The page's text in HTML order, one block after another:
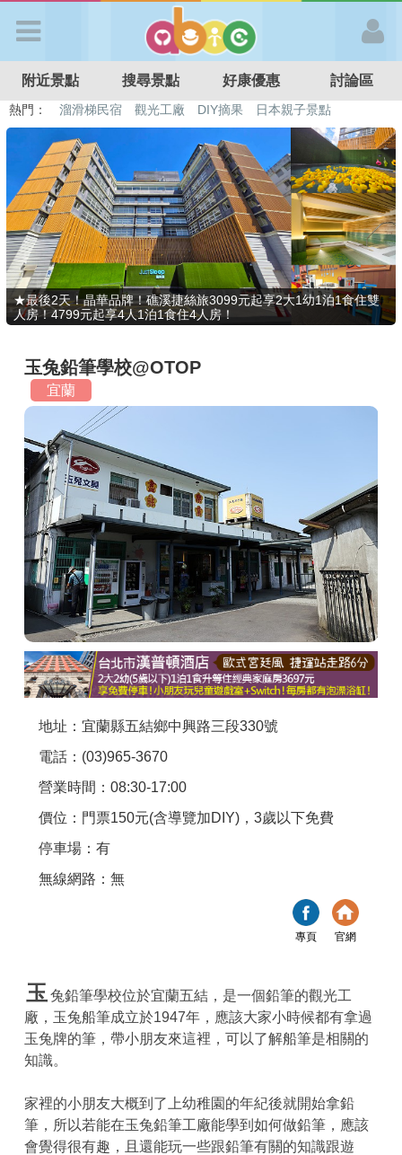
APP登入
首 頁
搜尋景點
好康優惠
最新消息
最新留言
商家合作
推薦景點
討論區
聯絡我們
APP下載
附近景點 搜尋景點 好康優惠 討論區
熱門： 溜滑梯民宿 觀光工廠 DIY摘果
日本親子景點
特色遊戲場
親子住房優惠 台北親子餐廳 溫泉泡湯SPA
★最後2天！晶華品牌！礁溪捷絲旅3099元起享2大1幼1泊1食住雙
人房！4799元起享4人1泊1食住4人房！
玉兔鉛筆學校@OTOP
宜蘭
地址：宜蘭縣五結鄉中興路三段330號
電話：(03)965-3670
營業時間：08:30-17:00
價位：門票150元(含導覽加DIY)，3歲以下免費
停車場：有
無線網路：無
專頁 官網
玉兔鉛筆學校位於宜蘭五結，是一個鉛筆的觀光工
廠，玉兔船筆成立於1947年，應該大家小時候都有拿過
玉兔牌的筆，帶小朋友來這裡，可以了解船筆是相關的
知識。
家裡的小朋友大概到了上幼稚園的年紀後就開始拿鉛
筆，所以若能在玉兔鉛筆工廠能學到如何做鉛筆，應該
會覺得很有趣，且還能玩一些跟鉛筆有關的知識跟遊